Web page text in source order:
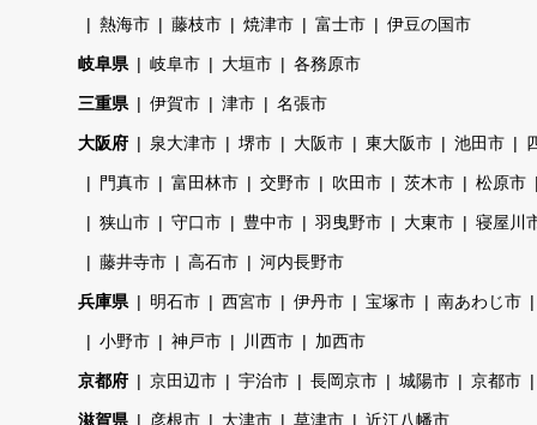
熱海市 藤枝市 焼津市 富士市 伊豆の国市
岐阜県 岐阜市 大垣市 各務原市
三重県 伊賀市 津市 名張市
大阪府 泉大津市 堺市 大阪市 東大阪市 池田市
門真市 富田林市 交野市 吹田市 茨木市 松原市
狭山市 守口市 豊中市 羽曳野市 大東市 寝屋川
藤井寺市 高石市 河内長野市
兵庫県 明石市 西宮市 伊丹市 宝塚市 南あわじ市
小野市 神戸市 川西市 加西市
京都府 京田辺市 宇治市 長岡京市 城陽市 京都市
滋賀県 彦根市 大津市 草津市 近江八幡市